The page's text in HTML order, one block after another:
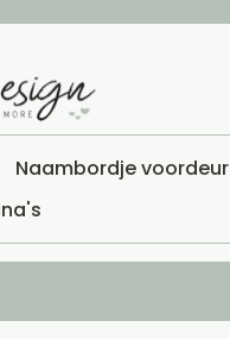
Naambordje voordeur